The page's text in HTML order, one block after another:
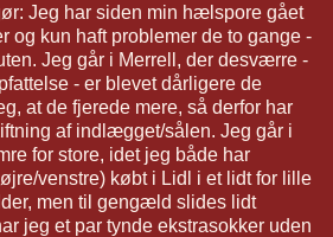
Jeg har siden min hælspore gået
og kun haft problemer de to gange -
Jeg går i Merrell, der desværre -
- er blevet dårligere de
at de fjerede mere, så derfor har
af indlægget/sålen. Jeg går i
for store, idet jeg både har
venstre) købt i Lidl i et lidt for lille
men til gengæld slides lidt
jeg et par tynde ekstrasokker uden